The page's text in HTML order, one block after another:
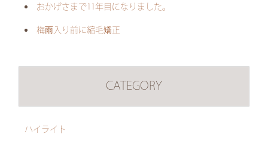
おかげさまで11年目になりました。
梅雨入り前に縮毛矯正
CATEGORY
ハイライト